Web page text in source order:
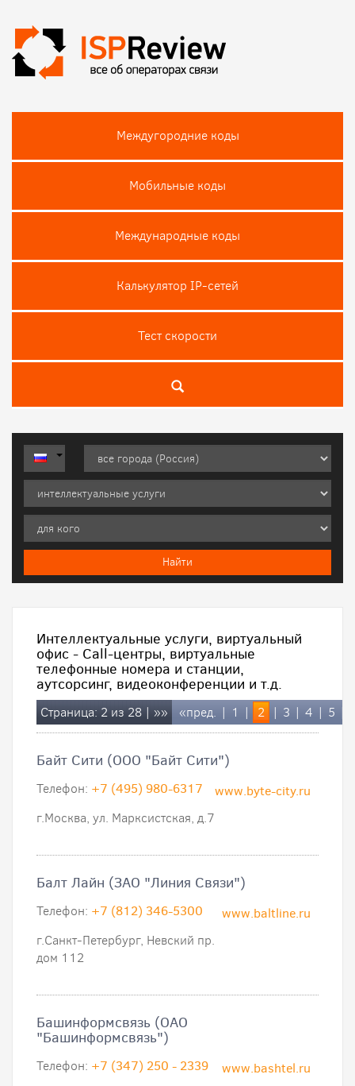
Междугородние коды
Мобильные коды
Международные коды
Калькулятор IP-сетей
Тест скороcти
Интеллектуальные услуги, виртуальный
офис - Call-центры, виртуальные
телефонные номера и станции,
аутсорсинг, видеоконференции и т.д.
Страница: 2 из 28 | »» «пред. | 1 | 2 | 3 | 4 | 5
Байт Сити (ООО "Байт Сити")
www.byte-city.ru
Телефон: +7 (495) 980-6317
г.Москва, ул. Марксистская, д.7
Балт Лайн (ЗАО "Линия Связи")
www.baltline.ru
Телефон: +7 (812) 346-5300
г.Санкт-Петербург, Невский пр.
дом 112
Башинформсвязь (ОАО
"Башинформсвязь")
www.bashtel.ru
Телефон: +7 (347) 250 - 2339